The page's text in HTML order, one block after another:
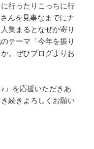
行ったりこっちに行
んを見事なまでにナ
集まるとなぜか寄り
テーマ「今年を振り
。ぜひブログよりお
』を応援いただきあ
続きよろしくお願い